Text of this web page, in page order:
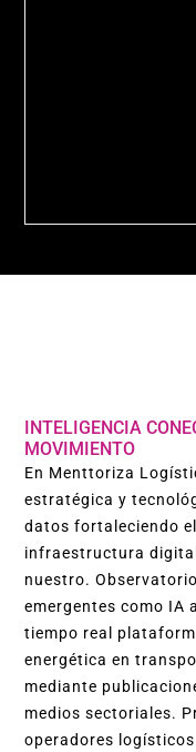
INTELIGENCIA
MOVIMIENTO
En Menttoriza
estratégica y
datos fortaleciendo
infraestructura
nuestro.
emergentes como IA
tiempo real
energética en
mediante
medios sectoriales.
operadores